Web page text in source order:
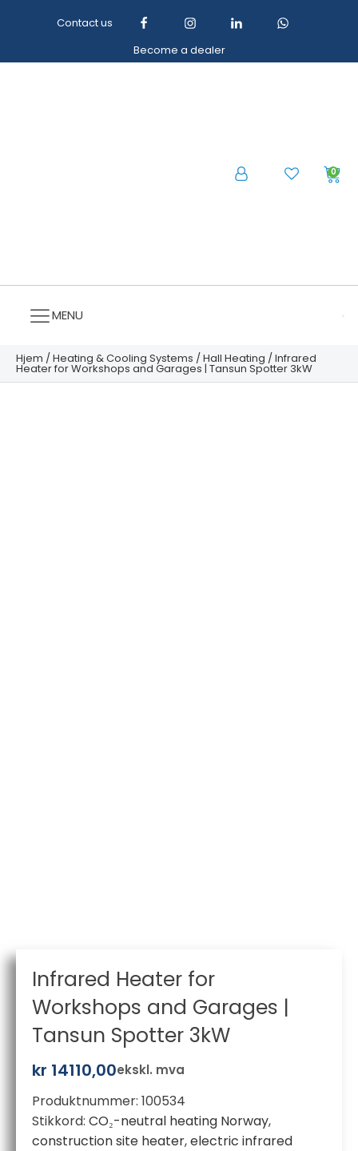
Contact us
Become a dealer
0
MENU
Hjem /Heating & Cooling Systems /Hall Heating / Infrared
Heater for Workshops and Garages | Tansun Spotter 3kW
Infrared Heater for
Workshops and Garages |
Tansun Spotter 3kW
kr 14110,00ekskl. mva
Produktnummer: 100534
Stikkord: CO₂-neutral heating Norway,
construction site heater,electric infrared